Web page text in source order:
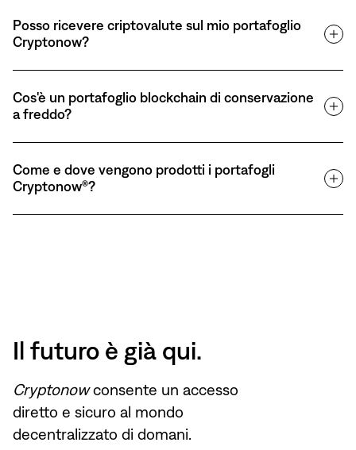
Posso ricevere criptovalute sul mio portafoglio
Cryptonow?
Cos'è un portafoglio blockchain di conservazione
a freddo?
Come e dove vengono prodotti i portafogli
Cryptonow®?
Il futuro è già qui.
Cryptonowconsente un accesso
diretto e sicuro al mondo
decentralizzato di domani.